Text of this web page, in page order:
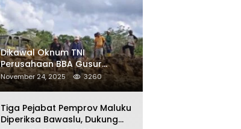
Dikawal Oknum TNI
Perusahaan BBA Gusur
Secara Brutal Tanah Dan
Tanaman Warga, Akademisi
Tertibkan Anggotanya
November 24, 2025 3260
Tiga Pejabat Pemprov Maluku
Diperiksa Bawaslu, Dukung